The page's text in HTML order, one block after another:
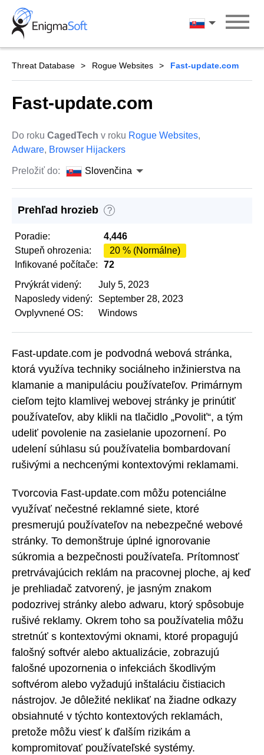
Skip
content
Slovenčina
Threat Database Rogue Websites Fast-update.com
Fast-update.com
Do roku CagedTech v roku Rogue Websites,
Adware, Browser Hijackers
Preložiť do: Slovenčina
Prehľad hrozieb ?
Poradie:
4,446
Stupeň ohrozenia:
20 % (Normálne)
Infikované počítače:
72
Prvýkrát videný:
July 5, 2023
Naposledy videný:
September 28, 2023
Ovplyvnené OS:
Windows
Fast-update.com je podvodná webová stránka,
ktorá využíva techniky sociálneho inžinierstva na
klamanie a manipuláciu používateľov. Primárnym
cieľom tejto klamlivej webovej stránky je prinútiť
používateľov, aby klikli na tlačidlo „Povoliť“, a tým
udeliť povolenie na zasielanie upozornení. Po
udelení súhlasu sú používatelia bombardovaní
rušivými a nechcenými kontextovými reklamami.
Tvorcovia Fast-update.com môžu potenciálne
využívať nečestné reklamné siete, ktoré
presmerujú používateľov na nebezpečné webové
stránky. To demonštruje úplné ignorovanie
súkromia a bezpečnosti používateľa. Prítomnosť
pretrvávajúcich reklám na pracovnej ploche, aj keď
je prehliadač zatvorený, je jasným znakom
podozrivej stránky alebo adwaru, ktorý spôsobuje
rušivé reklamy. Okrem toho sa používatelia môžu
stretnúť s kontextovými oknami, ktoré propagujú
falošný softvér alebo aktualizácie, zobrazujú
falošné upozornenia o infekciách škodlivým
softvérom alebo vyžadujú inštaláciu čistiacich
nástrojov. Je dôležité neklikať na žiadne odkazy
obsiahnuté v týchto kontextových reklamách,
pretože môžu viesť k ďalším rizikám a
kompromitovať používateľské systémy.